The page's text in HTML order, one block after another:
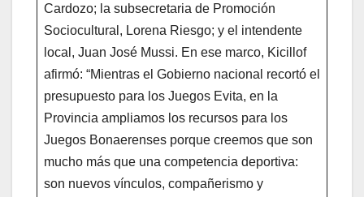
Cardozo; la subsecretaria de Promoción
Sociocultural, Lorena Riesgo; y el intendente
local, Juan José Mussi. En ese marco, Kicillof
afirmó: “Mientras el Gobierno nacional recortó el
presupuesto para los Juegos Evita, en la
Provincia ampliamos los recursos para los
Juegos Bonaerenses porque creemos que son
mucho más que una competencia deportiva:
son nuevos vínculos, compañerismo y